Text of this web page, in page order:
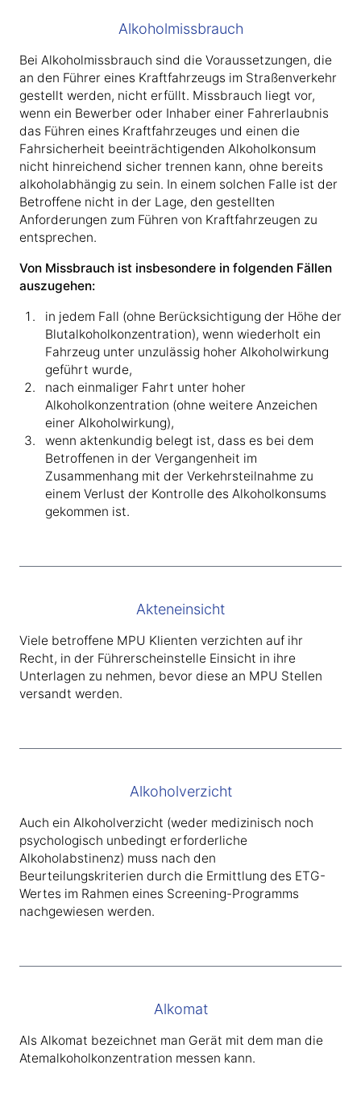
Alkoholmissbrauch
Bei Alkoholmissbrauch sind die Voraussetzungen, die
an den Führer eines Kraftfahrzeugs im Straßenverkehr
gestellt werden, nicht erfüllt. Missbrauch liegt vor,
wenn ein Bewerber oder Inhaber einer Fahrerlaubnis
das Führen eines Kraftfahrzeuges und einen die
Fahrsicherheit beeinträchtigenden Alkoholkonsum
nicht hinreichend sicher trennen kann, ohne bereits
alkoholabhängig zu sein. In einem solchen Falle ist der
Betroffene nicht in der Lage, den gestellten
Anforderungen zum Führen von Kraftfahrzeugen zu
entsprechen.
Von Missbrauch ist insbesondere in folgenden Fällen
auszugehen:
in jedem Fall (ohne Berücksichtigung der Höhe der
Blutalkoholkonzentration), wenn wiederholt ein
Fahrzeug unter unzulässig hoher Alkoholwirkung
geführt wurde,
nach einmaliger Fahrt unter hoher
Alkoholkonzentration (ohne weitere Anzeichen
einer Alkoholwirkung),
wenn aktenkundig belegt ist, dass es bei dem
Betroffenen in der Vergangenheit im
Zusammenhang mit der Verkehrsteilnahme zu
einem Verlust der Kontrolle des Alkoholkonsums
gekommen ist.
Akteneinsicht
Viele betroffene MPU Klienten verzichten auf ihr
Recht, in der Führerscheinstelle Einsicht in ihre
Unterlagen zu nehmen, bevor diese an MPU Stellen
versandt werden.
Alkoholverzicht
Auch ein Alkoholverzicht (weder medizinisch noch
psychologisch unbedingt erforderliche
Alkoholabstinenz) muss nach den
Beurteilungskriterien durch die Ermittlung des ETG-
Wertes im Rahmen eines Screening-Programms
nachgewiesen werden.
Alkomat
Als Alkomat bezeichnet man Gerät mit dem man die
Atemalkoholkonzentration messen kann.